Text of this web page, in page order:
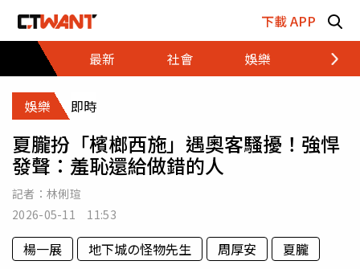
下載 APP
最新
社會 娛樂 財經
娛樂 即時
夏朧扮「檳榔西施」遇奧客騷擾！強悍
發聲：羞恥還給做錯的人
記者： 林俐瑄
2026-05-11 11:53
楊一展 地下城の怪物先生 周厚安 夏朧